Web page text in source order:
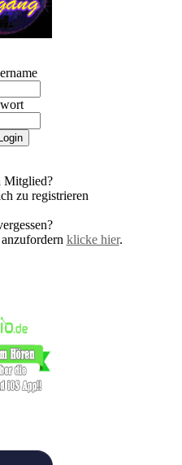
Mitglied?
zu registrieren
klicke hier.